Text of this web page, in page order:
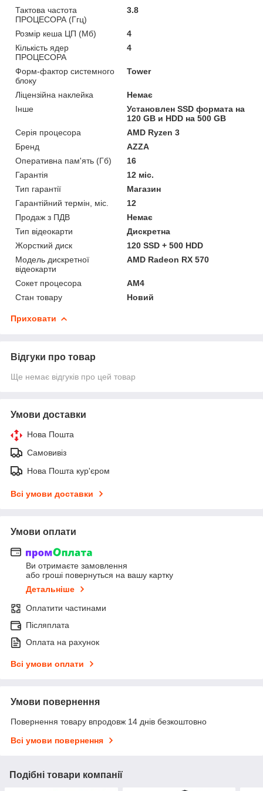
Тактова частота
ПРОЦЕСОРА (Ггц)
3.8
Розмір кеша ЦП (Мб)
4
Кількість ядер
ПРОЦЕСОРА
4
Форм-фактор системного
блоку
Tower
Ліцензійна наклейка
Немає
Інше
Установлен SSD формата на
120 GB и HDD на 500 GB
Серія процесора
AMD Ryzen 3
Бренд
AZZA
Оперативна пам'ять (Гб)
16
Гарантія
12 міс.
Тип гарантії
Магазин
Гарантійний термін, міс.
12
Продаж з ПДВ
Немає
Тип відеокарти
Дискретна
Жорсткий диск
120 SSD + 500 HDD
Модель дискретної
відеокарти
AMD Radeon RX 570
Сокет процесора
AM4
Стан товару
Новий
Приховати
Відгуки про товар
Ще немає відгуків про цей товар
Умови доставки
Нова Пошта
Самовивіз
Нова Пошта кур'єром
Всі умови доставки
Умови оплати
Ви отримаєте замовлення
або гроші повернуться на вашу картку
Детальніше
Оплатити частинами
Післяплата
Оплата на рахунок
Всі умови оплати
Умови повернення
Повернення товару впродовж 14 днів безкоштовно
Всі умови повернення
Подібні товари компанії